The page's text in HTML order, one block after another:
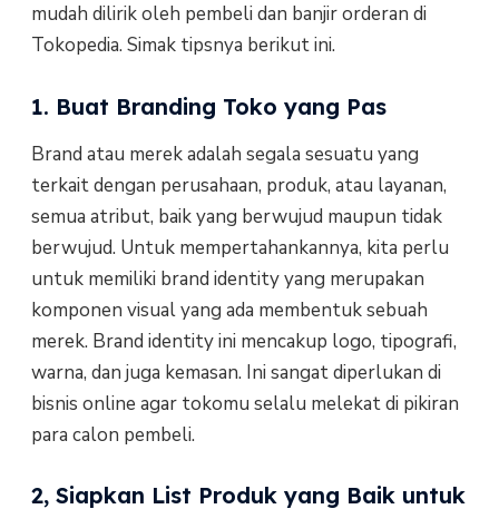
mudah dilirik oleh pembeli dan banjir orderan di
Tokopedia. Simak tipsnya berikut ini.
1. Buat Branding Toko yang Pas
Brand atau merek adalah segala sesuatu yang
terkait dengan perusahaan, produk, atau layanan,
semua atribut, baik yang berwujud maupun tidak
berwujud. Untuk mempertahankannya, kita perlu
untuk memiliki brand identity yang merupakan
komponen visual yang ada membentuk sebuah
merek. Brand identity ini mencakup logo, tipografi,
warna, dan juga kemasan. Ini sangat diperlukan di
bisnis online agar tokomu selalu melekat di pikiran
para calon pembeli.
2, Siapkan List Produk yang Baik untuk